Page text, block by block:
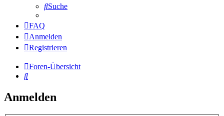
Suche
FAQ
Anmelden
Registrieren
Foren-Übersicht
Suche
Anmelden